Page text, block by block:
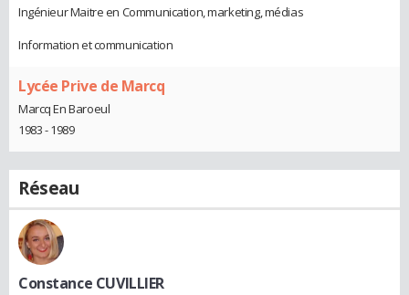
Ingénieur Maitre en Communication, marketing, médias
Information et communication
Lycée Prive de Marcq
Marcq En Baroeul
1983 - 1989
Réseau
Constance CUVILLIER